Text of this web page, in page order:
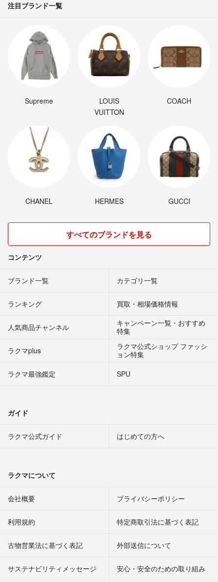
注目ブランド一覧
Supreme
LOUIS
VUITTON
COACH
CHANEL HERMES GUCCI
すべてのブランドを見る
コンテンツ
ブランド一覧 カテゴリ一覧
ランキング 買取・相場価格情報
人気商品チャンネル
キャンペーン一覧・おすすめ
特集
ラクマplus
ラクマ公式ショップ ファッシ
ョン特集
ラクマ最強鑑定
SPU
ガイド
ラクマ公式ガイド はじめての方へ
ラクマについて
会社概要 プライバシーポリシー
利用規約 特定商取引法に基づく表記
古物営業法に基づく表記 外部送信について
サステナビリティメッセージ 安心・安全のための取り組み